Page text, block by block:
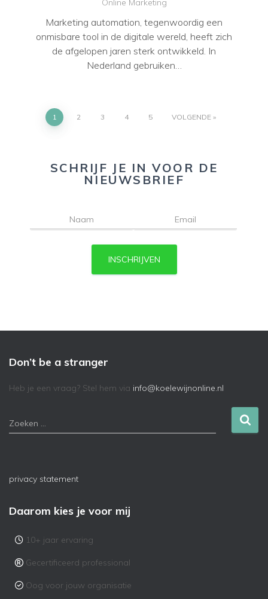
Online Marketing
Marketing automation, tegenwoordig een
onmisbare tool in de digitale wereld, heeft zich
de afgelopen jaren sterk ontwikkeld. In
Nederland gebruiken…
1 2 3 4 5 VOLGENDE
SCHRIJF JE IN VOOR DE
NIEUWSBRIEF
INSCHRIJVEN
Don’t be a stranger
Heb je een vraag? Stel hem via info@koelewijnonline.nl
Zoeken …
privacy statement
Daarom kies je voor mij
10+ jaar ervaring
Gecertificeerd professional
Oog voor jouw organisatie